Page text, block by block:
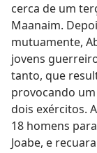
cerca de um
Maanaim.
mutuamente,
jovens
tanto, que
provocando
dois exércitos.
18 homens
Joabe, e